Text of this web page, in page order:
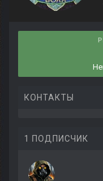
КОНТАКТЫ
1 ПОДПИСЧИК